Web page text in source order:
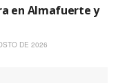
en Almafuerte y
DE 2026